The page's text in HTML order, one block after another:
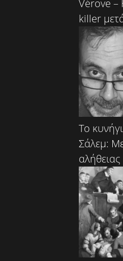
Vérove –
killer
Το
Σάλεμ:
αλήθειας